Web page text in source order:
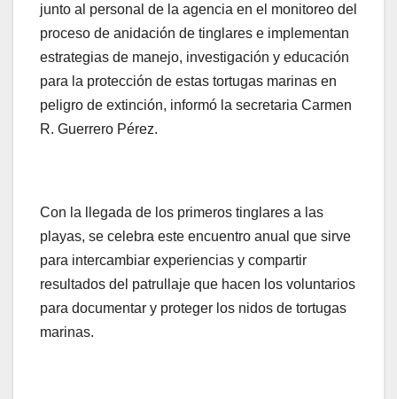
junto al personal de la agencia en el monitoreo del
proceso de anidación de tinglares e implementan
estrategias de manejo, investigación y educación
para la protección de estas tortugas marinas en
peligro de extinción, informó la secretaria Carmen
R. Guerrero Pérez.
Con la llegada de los primeros tinglares a las
playas, se celebra este encuentro anual que sirve
para intercambiar experiencias y compartir
resultados del patrullaje que hacen los voluntarios
para documentar y proteger los nidos de tortugas
marinas.